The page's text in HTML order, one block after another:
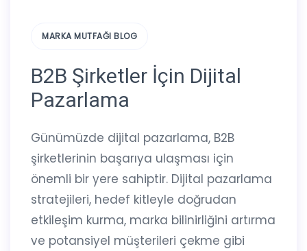
MARKA MUTFAĞI BLOG
B2B Şirketler İçin Dijital
Pazarlama
Günümüzde dijital pazarlama, B2B
şirketlerinin başarıya ulaşması için
önemli bir yere sahiptir. Dijital pazarlama
stratejileri, hedef kitleyle doğrudan
etkileşim kurma, marka bilinirliğini artırma
ve potansiyel müşterileri çekme gibi